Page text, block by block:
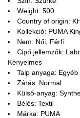
Weight: 500
Country of origin:
Kollekció: PUMA
Nem: Női, Férfi
Cipő jellemzők:
Kényelmes
Talp anyaga:
Zárás: Normal
Külső-anyag:
Bélés: Textil
Márka: PUMA